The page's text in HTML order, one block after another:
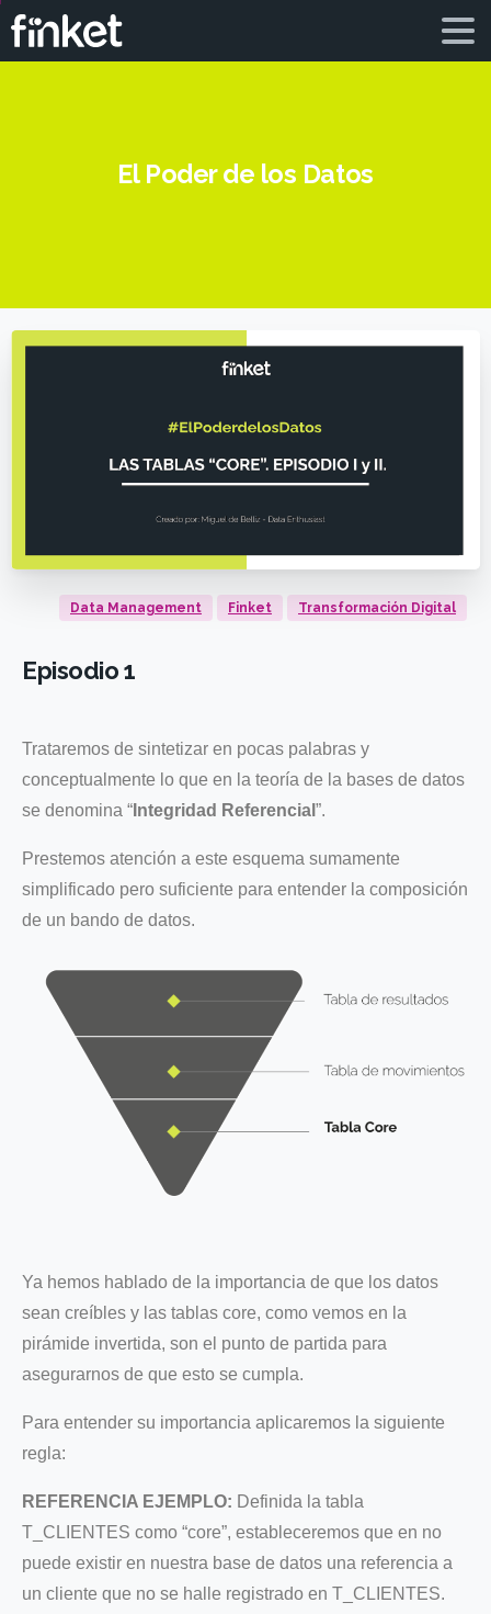
El Poder de los Datos
Data Management Finket Transformación Digital
Episodio 1
Trataremos de sintetizar en pocas palabras y
conceptualmente lo que en la teoría de la bases de datos
se denomina “ Integridad Referencial ”.
Prestemos atención a este esquema sumamente
simplificado pero suficiente para entender la composición
de un bando de datos.
Ya hemos hablado de la importancia de que los datos
sean creíbles y las tablas core, como vemos en la
pirámide invertida, son el punto de partida para
asegurarnos de que esto se cumpla.
Para entender su importancia aplicaremos la siguiente
regla:
REFERENCIA EJEMPLO: Definida la tabla
T_CLIENTES como “core”, estableceremos que en no
puede existir en nuestra base de datos una referencia a
un cliente que no se halle registrado en T_CLIENTES.